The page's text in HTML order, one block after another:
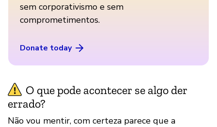
sem corporativismo e sem
comprometimentos.
Donate today
O que pode acontecer se algo der
errado?
Não vou mentir, com certeza parece que a